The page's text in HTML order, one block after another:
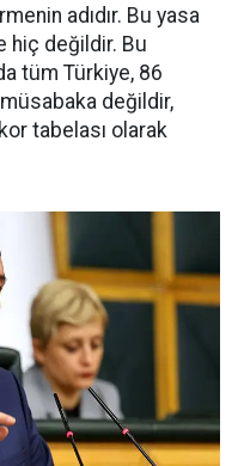
adıdır. Bu yasa
hiç değildir. Bu
tüm Türkiye, 86
müsabaka değildir,
tabelası olarak